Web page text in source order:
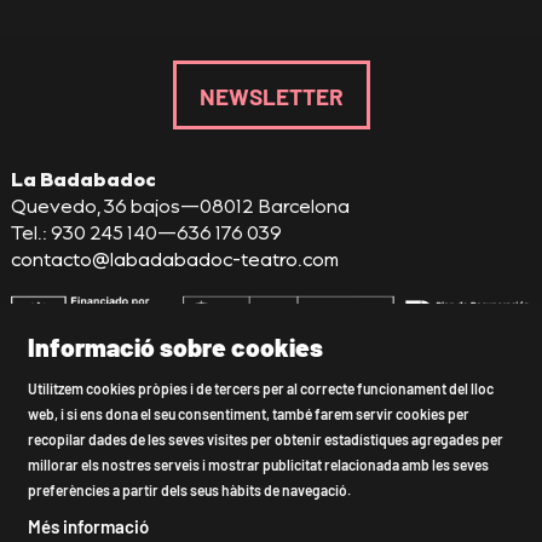
NEWSLETTER
La Badabadoc
Quevedo, 36 bajos—08012 Barcelona
Tel.: 930 245 140—636 176 039
contacto@labadabadoc-teatro.com
Sitemap | Avís Legal | Ús de Cookies |
Política de privacitat | Declaració d'accessibilitat |
Contactar
Link a instagram
Link a youtube
Link a twitter
Informació sobre cookies
Utilitzem cookies pròpies i de tercers per al correcte funcionament del lloc
web, i si ens dona el seu consentiment, també farem servir cookies per
recopilar dades de les seves visites per obtenir estadístiques agregades per
millorar els nostres serveis i mostrar publicitat relacionada amb les seves
preferències a partir dels seus hàbits de navegació.
Més informació